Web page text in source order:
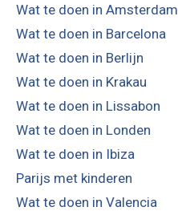
Wat te doen in Amsterdam
Wat te doen in Barcelona
Wat te doen in Berlijn
Wat te doen in Krakau
Wat te doen in Lissabon
Wat te doen in Londen
Wat te doen in Ibiza
Parijs met kinderen
Wat te doen in Valencia